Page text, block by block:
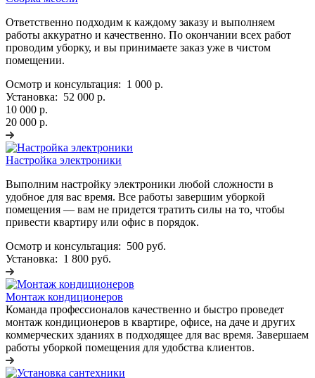
Ответственно подходим к каждому заказу и выполняем
работы аккуратно и качественно. По окончании всех работ
проводим уборку, и вы принимаете заказ уже в чистом
помещении.
Осмотр и консультация: 1 000 р.
Установка: 52 000 р.
10 000 р.
20 000 р.
Настройка электроники
Выполним настройку электроники любой сложности в
удобное для вас время. Все работы завершим уборкой
помещения — вам не придется тратить силы на то, чтобы
привести квартиру или офис в порядок.
Осмотр и консультация: 500 руб.
Установка: 1 800 руб.
Монтаж кондиционеров
Команда профессионалов качественно и быстро проведет
монтаж кондиционеров в квартире, офисе, на даче и других
коммерческих зданиях в подходящее для вас время. Завершаем
работы уборкой помещения для удобства клиентов.